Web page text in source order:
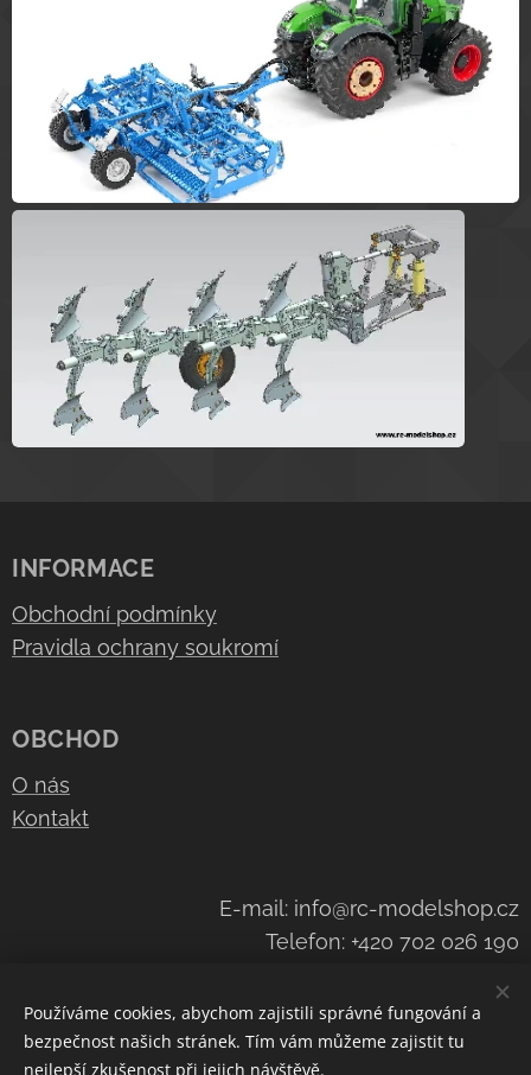
INFORMACE
Obchodní podmínky
Pravidla ochrany soukromí
OBCHOD
O nás
Kontakt
E-mail: info@rc-modelshop.cz
Telefon: +420 702 026 190
Cookies
Používáme cookies, abychom zajistili správné fungování a
bezpečnost našich stránek. Tím vám můžeme zajistit tu
nejlepší zkušenost při jejich návštěvě.